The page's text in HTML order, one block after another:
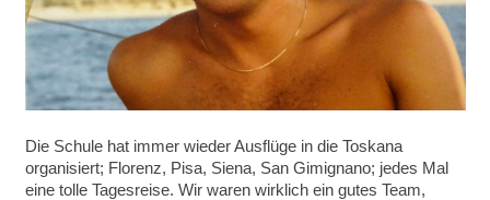
Die Schule hat immer wieder Ausflüge in die Toskana
organisiert; Florenz, Pisa, Siena, San Gimignano; jedes Mal
eine tolle Tagesreise. Wir waren wirklich ein gutes Team,